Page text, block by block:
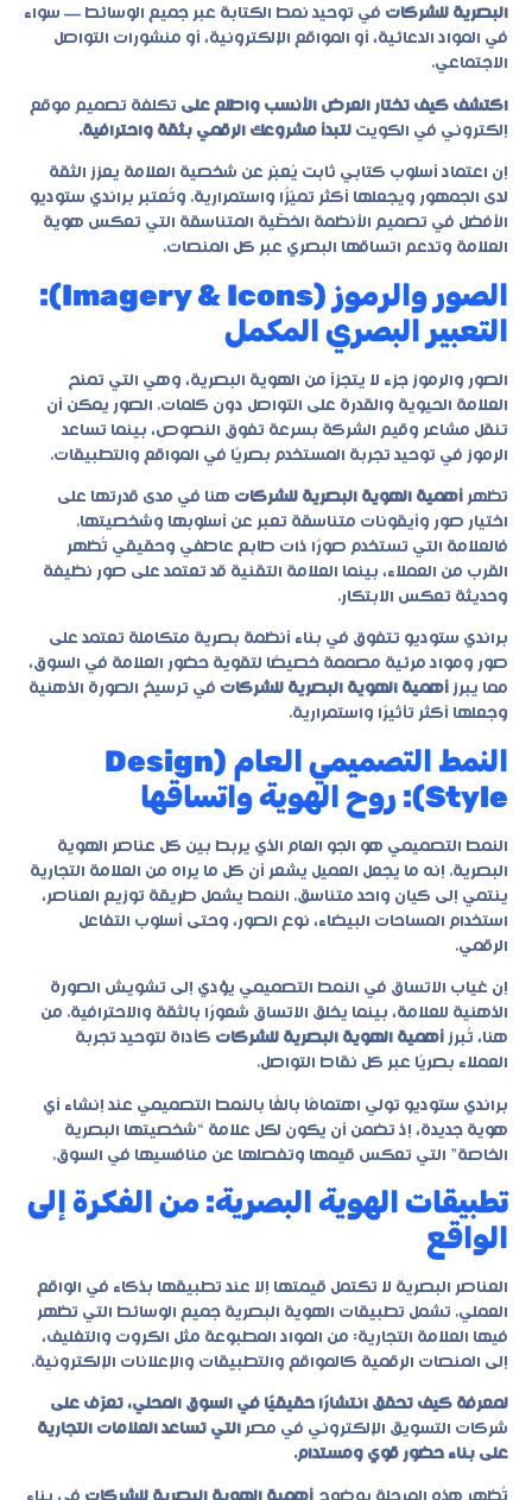
البصرية للشركات في توحيد نمط الكتابة عبر جميع الوسائط — سواء
في المواد الدعائية، أو المواقع الإلكترونية، أو منشورات التواصل
الاجتماعي.
اكتشف كيف تختار العرض الأنسب واطلع على تكلفة تصميم موقع
إلكتروني في الكويت لتبدأ مشروعك الرقمي بثقة واحترافية.
إن اعتماد أسلوب كتابي ثابت يُعبّر عن شخصية العلامة يعزز الثقة
لدى الجمهور ويجعلها أكثر تميّزًا واستمرارية. وتُعتبر براندي ستوديو
الأفضل في تصميم الأنظمة الخطّية المتناسقة التي تعكس هوية
العلامة وتدعم اتساقها البصري عبر كل المنصات.
الصور والرموز (Imagery & Icons):
التعبير البصري المكمل
الصور والرموز جزء لا يتجزأ من الهوية البصرية، وهي التي تمنح
العلامة الحيوية والقدرة على التواصل دون كلمات. الصور يمكن أن
تنقل مشاعر وقيم الشركة بسرعة تفوق النصوص، بينما تساعد
الرموز في توحيد تجربة المستخدم بصريًا في المواقع والتطبيقات.
تظهر أهمية الهوية البصرية للشركات هنا في مدى قدرتها على
اختيار صور وأيقونات متناسقة تعبر عن أسلوبها وشخصيتها.
فالعلامة التي تستخدم صورًا ذات طابع عاطفي وحقيقي تُظهر
القرب من العملاء، بينما العلامة التقنية قد تعتمد على صور نظيفة
وحديثة تعكس الابتكار.
براندي ستوديو تتفوق في بناء أنظمة بصرية متكاملة تعتمد على
صور ومواد مرئية مصممة خصيصًا لتقوية حضور العلامة في السوق،
مما يبرز أهمية الهوية البصرية للشركات في ترسيخ الصورة الذهنية
وجعلها أكثر تأثيرًا واستمرارية.
النمط التصميمي العام (Design
Style): روح الهوية واتساقها
النمط التصميمي هو الجو العام الذي يربط بين كل عناصر الهوية
البصرية. إنه ما يجعل العميل يشعر أن كل ما يراه من العلامة التجارية
ينتمي إلى كيان واحد متناسق. النمط يشمل طريقة توزيع العناصر،
استخدام المساحات البيضاء، نوع الصور، وحتى أسلوب التفاعل
الرقمي.
إن غياب الاتساق في النمط التصميمي يؤدي إلى تشويش الصورة
الذهنية للعلامة، بينما يخلق الاتساق شعورًا بالثقة والاحترافية. من
هنا، تُبرز أهمية الهوية البصرية للشركات كأداة لتوحيد تجربة
العملاء بصريًا عبر كل نقاط التواصل.
براندي ستوديو تولي اهتمامًا بالغًا بالنمط التصميمي عند إنشاء أي
هوية جديدة، إذ تضمن أن يكون لكل علامة “شخصيتها البصرية
الخاصة” التي تعكس قيمها وتفصلها عن منافسيها في السوق.
تطبيقات الهوية البصرية: من الفكرة إلى
الواقع
العناصر البصرية لا تكتمل قيمتها إلا عند تطبيقها بذكاء في الواقع
العملي. تشمل تطبيقات الهوية البصرية جميع الوسائط التي تظهر
فيها العلامة التجارية: من المواد المطبوعة مثل الكروت والتغليف،
إلى المنصات الرقمية كالمواقع والتطبيقات والإعلانات الإلكترونية.
لمعرفة كيف تحقق انتشارًا حقيقيًا في السوق المحلي، تعرّف على
شركات التسويق الإلكتروني في مصر التي تساعد العلامات التجارية
على بناء حضور قوي ومستدام.